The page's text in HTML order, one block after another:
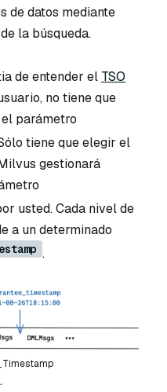
de datos mediante
la búsqueda.
de entender el TSO
no tiene que
parámetro
tiene que elegir el
gestionará
usted. Cada nivel de
a un determinado
.
.